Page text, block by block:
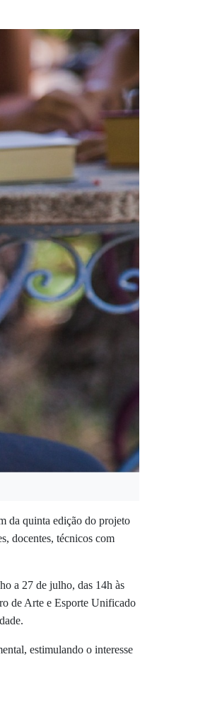
da quinta edição do projeto
docentes, técnicos com
a 27 de julho, das 14h às
de Arte e Esporte Unificado
estimulando o interesse